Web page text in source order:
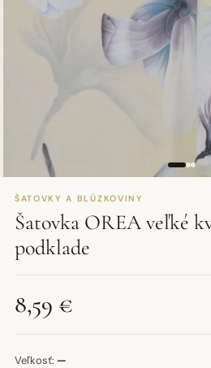
ŠATOVKY A BLÚZKOVINY
Šatovka OREA veľké
podklade
8,59 €
Veľkosť: —